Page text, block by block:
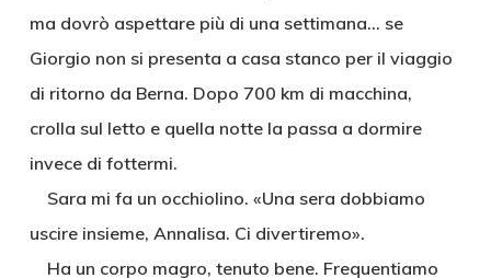
ma dovrò aspettare più di una settimana… se
Giorgio non si presenta a casa stanco per il viaggio
di ritorno da Berna. Dopo 700 km di macchina,
crolla sul letto e quella notte la passa a dormire
invece di fottermi.
Sara mi fa un occhiolino. «Una sera dobbiamo
uscire insieme, Annalisa. Ci divertiremo».
Ha un corpo magro, tenuto bene. Frequentiamo